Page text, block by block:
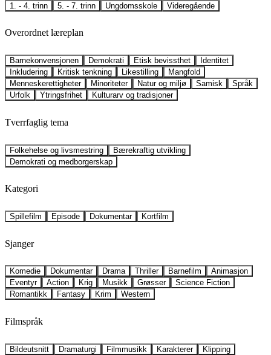
1. - 4. trinn 5. - 7. trinn Ungdomsskole Videregående
Overordnet læreplan
Barnekonvensjonen Demokrati Etisk bevissthet
Identitet
Inkludering
Kritisk tenkning Likestilling
Mangfold
Menneskerettigheter
Minoriteter Natur og miljø Samisk
Språk
Urfolk
Ytringsfrihet Kulturarv og tradisjoner
Tverrfaglig tema
Folkehelse og livsmestring
Bærekraftig utvikling
Demokrati og medborgerskap
Kategori
Spillefilm Episode Dokumentar Kortfilm
Sjanger
Komedie Dokumentar Drama Thriller Barnefilm
Animasjon
Eventyr
Action Krig Musikk Grøsser
Science Fiction
Romantikk
Fantasy Krim Western
Filmspråk
Bildeutsnitt Dramaturgi Filmmusikk Karakterer
Klipping